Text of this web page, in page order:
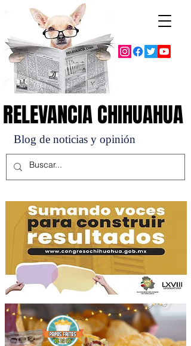
Blog de noticias y opinión
RELEVANCIA CHIHUAHUA
RELEVANCIA CHIHUAHUA